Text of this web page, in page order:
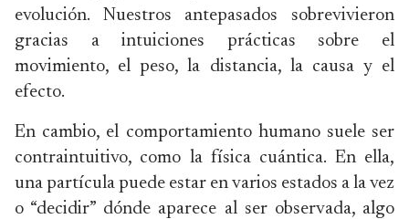
evolución. Nuestros antepasados sobrevivieron
gracias a intuiciones prácticas sobre el
movimiento, el peso, la distancia, la causa y el
efecto.
En cambio, el comportamiento humano suele ser
contraintuitivo, como la física cuántica. En ella,
una partícula puede estar en varios estados a la vez
o “decidir” dónde aparece al ser observada, algo